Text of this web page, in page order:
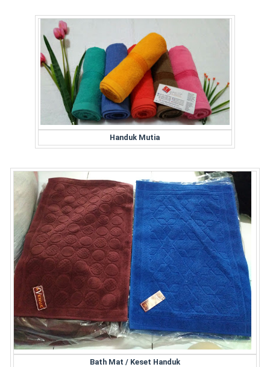
Handuk Mutia
Bath Mat / Keset Handuk